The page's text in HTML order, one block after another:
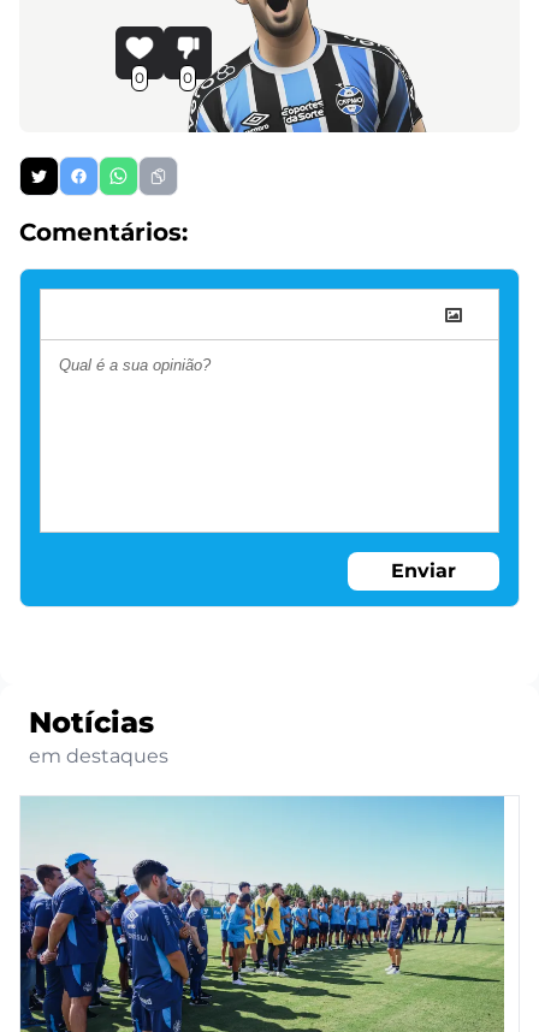
0 0
Comentários:
Enviar
Notícias
em destaques